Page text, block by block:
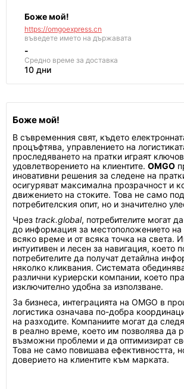
Боже мой!
https://omgoexpress.cn
въведете името на държавата
-
Средно време за доставка
10 дни
Боже мой!
В съвременния свят, където
процъфтява, управлението на
проследяването на пратки играят
удовлетворението на клиентите. OMGO
иновативни решения за следене на
осигуряват максимална прозрачност и
движението на стоките. Това не само
потребителския опит, но и значително
Чрез track.global, потребителите могат
до информация за местоположението на
всяко време и от всяка точка на света.
интуитивен и лесен за навигация, което
потребителите да получат детайлна
няколко кликвания. Системата
различни куриерски компании, което
изключително удобна за използване.
За бизнеса, интеграцията на OMGO в
логистика означава по-добра
на разходите. Компаниите могат да
в реално време, което им позволява да
възможни проблеми и да оптимизират
Това не само повишава ефективността,
доверието на клиентите към марката.